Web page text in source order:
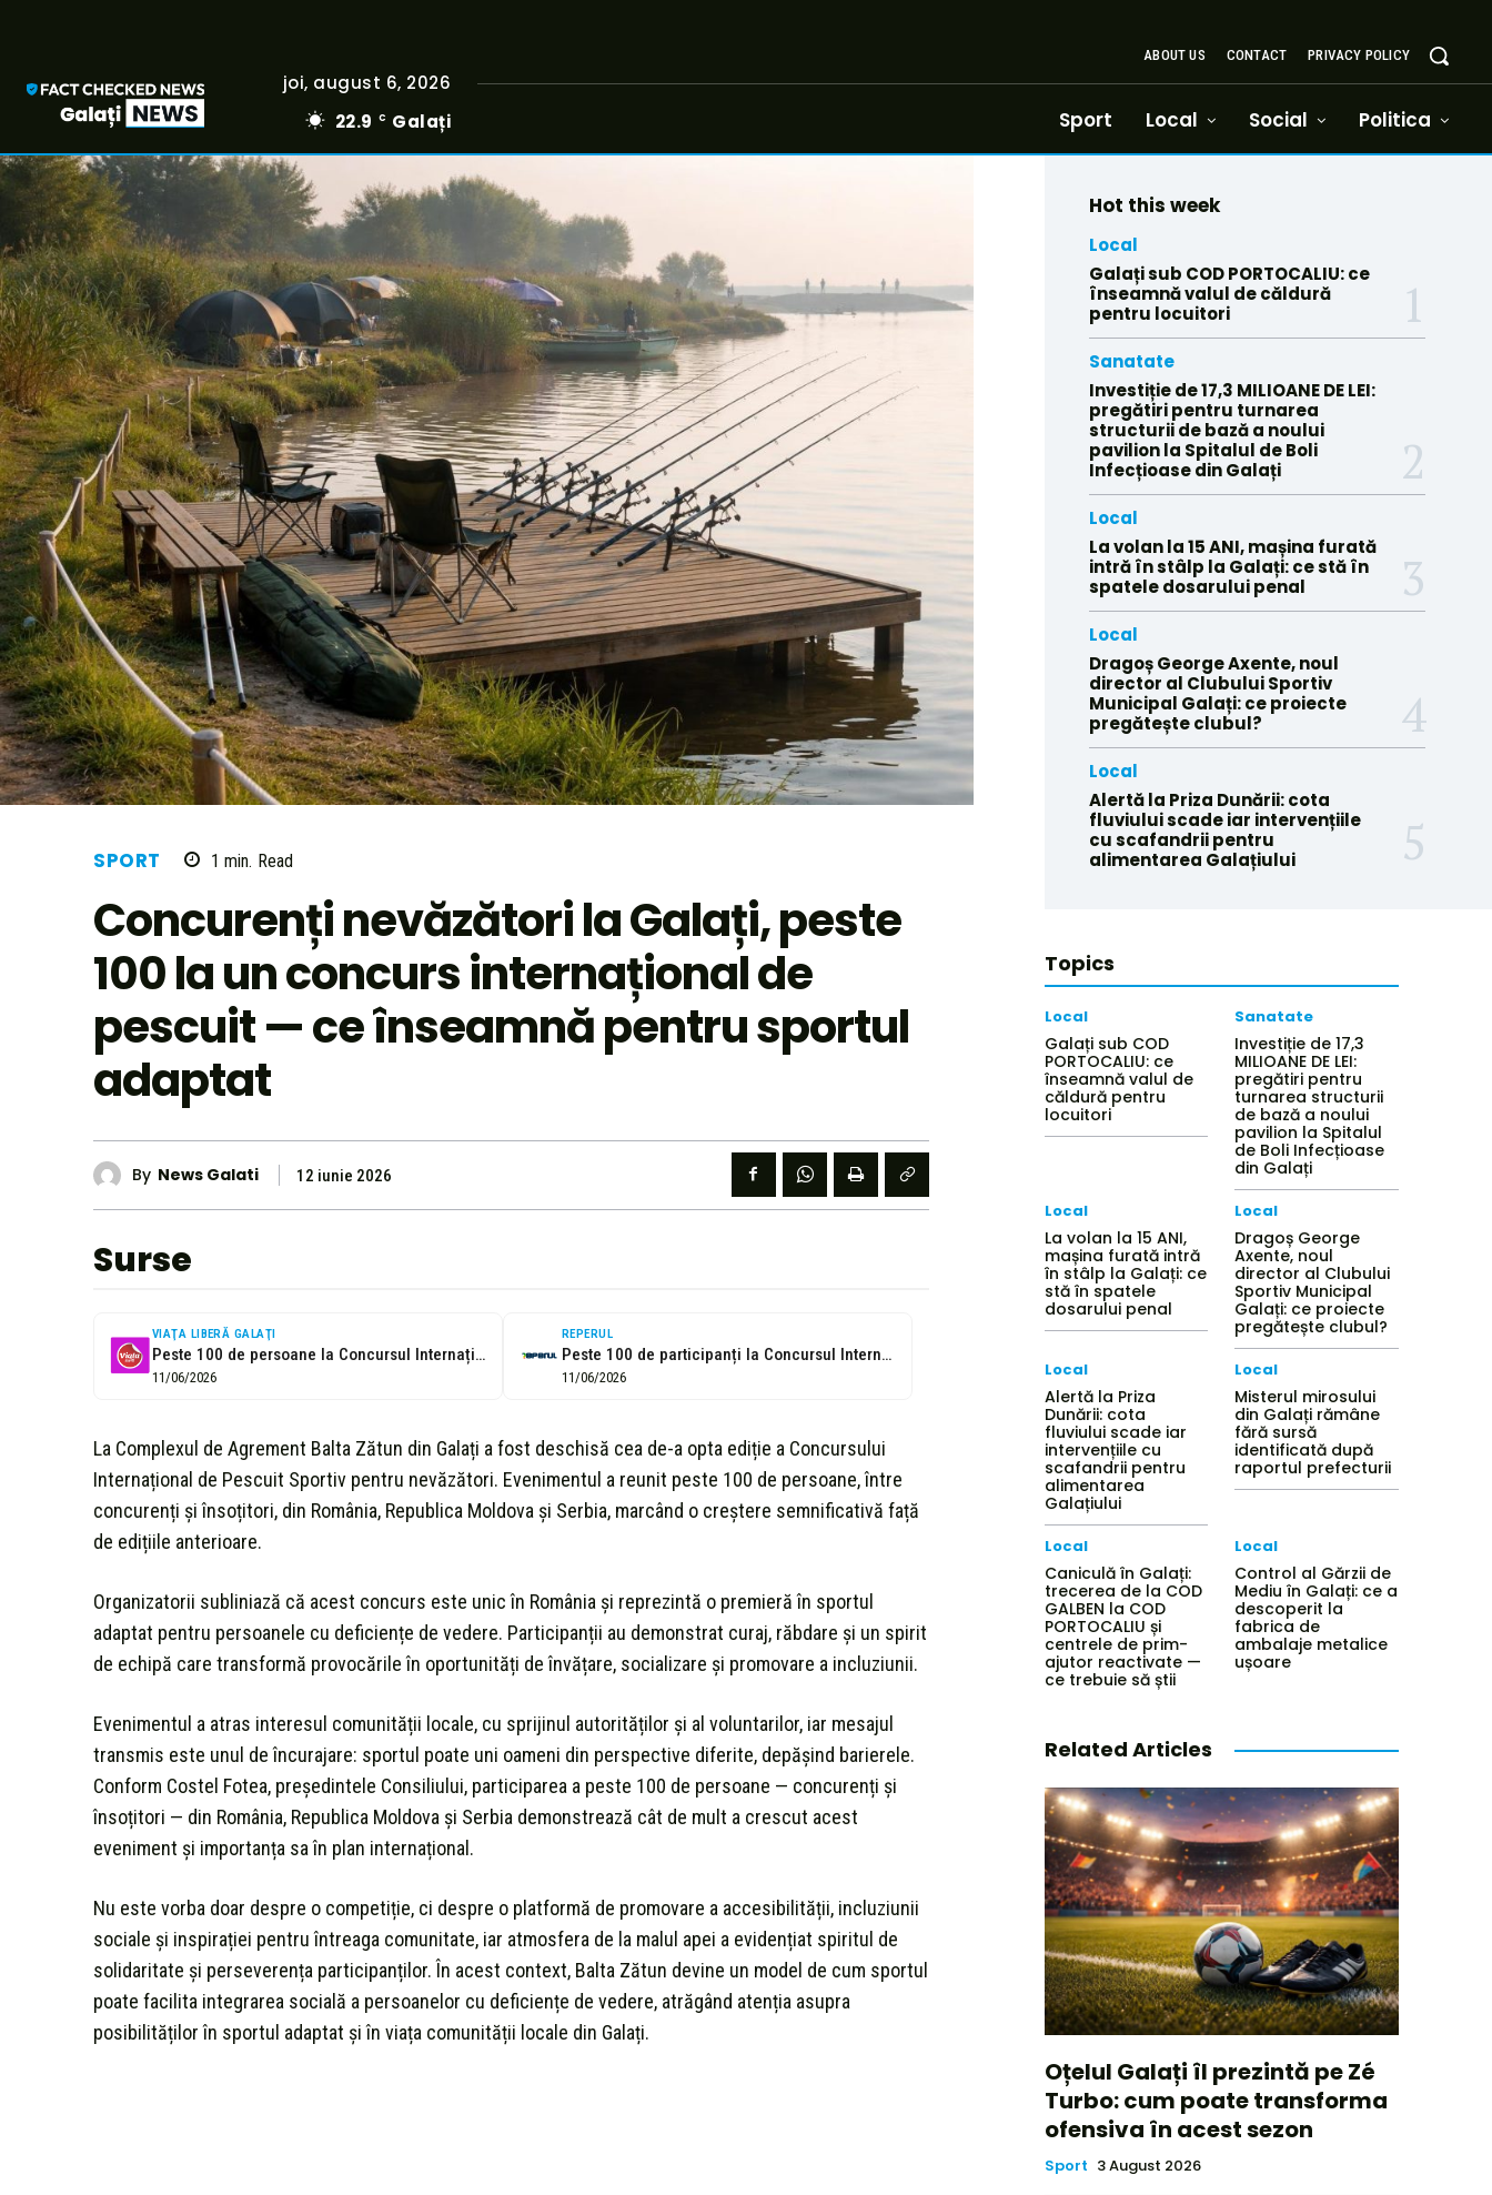
joi, august 6, 2026
22.9
C Galați
ABOUT US CONTACT PRIVACY POLICY
Sport Local Social Politica
SPORT 1 min. Read
Concurenți nevăzători la Galați, peste
100 la un concurs internațional de
pescuit — ce înseamnă pentru sportul
adaptat
By News Galati 12 iunie 2026
Surse
VIAŢA LIBERĂ GALAŢI
Peste 100 de persoane la Concursul Internațional de Pescuit Sportiv pentru persoane...
11/06/2026
REPERUL
Peste 100 de participanți la Concursul Internațional de Pescuit Sportiv pentru persoane...
11/06/2026
La Complexul de Agrement Balta Zătun din Galați a fost deschisă cea de-a opta ediție a Concursului
Internațional de Pescuit Sportiv pentru nevăzători. Evenimentul a reunit peste 100 de persoane, între
concurenți și însoțitori, din România, Republica Moldova și Serbia, marcând o creștere semnificativă față
de edițiile anterioare.
Organizatorii subliniază că acest concurs este unic în România și reprezintă o premieră în sportul
adaptat pentru persoanele cu deficiențe de vedere. Participanții au demonstrat curaj, răbdare și un spirit
de echipă care transformă provocările în oportunități de învățare, socializare și promovare a incluziunii.
Evenimentul a atras interesul comunității locale, cu sprijinul autorităților și al voluntarilor, iar mesajul
transmis este unul de încurajare: sportul poate uni oameni din perspective diferite, depășind barierele.
Conform Costel Fotea, președintele Consiliului, participarea a peste 100 de persoane — concurenți și
însoțitori — din România, Republica Moldova și Serbia demonstrează cât de mult a crescut acest
eveniment și importanța sa în plan internațional.
Nu este vorba doar despre o competiție, ci despre o platformă de promovare a accesibilității, incluziunii
sociale și inspirației pentru întreaga comunitate, iar atmosfera de la malul apei a evidențiat spiritul de
solidaritate și perseverența participanților. În acest context, Balta Zătun devine un model de cum sportul
poate facilita integrarea socială a persoanelor cu deficiențe de vedere, atrăgând atenția asupra
posibilităților în sportul adaptat și în viața comunității locale din Galați.
Hot this week
Local
Galați sub COD PORTOCALIU: ce
înseamnă valul de căldură
pentru locuitori
Sanatate
Investiție de 17,3 MILIOANE DE LEI:
pregătiri pentru turnarea
structurii de bază a noului
pavilion la Spitalul de Boli
Infecțioase din Galați
Local
La volan la 15 ANI, mașina furată
intră în stâlp la Galați: ce stă în
spatele dosarului penal
Local
Dragoș George Axente, noul
director al Clubului Sportiv
Municipal Galați: ce proiecte
pregătește clubul?
Local
Alertă la Priza Dunării: cota
fluviului scade iar intervențiile
cu scafandrii pentru
alimentarea Galațiului
Topics
Local
Galați sub COD
PORTOCALIU: ce
înseamnă valul de
căldură pentru
locuitori
Sanatate
Investiție de 17,3
MILIOANE DE LEI:
pregătiri pentru
turnarea structurii
de bază a noului
pavilion la Spitalul
de Boli Infecțioase
din Galați
Local
La volan la 15 ANI,
mașina furată intră
în stâlp la Galați: ce
stă în spatele
dosarului penal
Local
Dragoș George
Axente, noul
director al Clubului
Sportiv Municipal
Galați: ce proiecte
pregătește clubul?
Local
Alertă la Priza
Dunării: cota
fluviului scade iar
intervențiile cu
scafandrii pentru
alimentarea
Galațiului
Local
Misterul mirosului
din Galați rămâne
fără sursă
identificată după
raportul prefecturii
Local
Caniculă în Galați:
trecerea de la COD
GALBEN la COD
PORTOCALIU și
centrele de prim-
ajutor reactivate —
ce trebuie să știi
Local
Control al Gărzii de
Mediu în Galați: ce a
descoperit la
fabrica de
ambalaje metalice
ușoare
Related Articles
Oțelul Galați îl prezintă pe Zé
Turbo: cum poate transforma
ofensiva în acest sezon
Sport 3 August 2026